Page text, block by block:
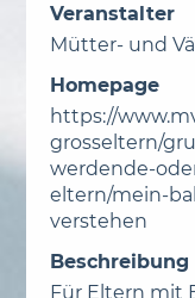
Veranstalter
Mütter- und
Homepage
https://
grosseltern/
werdende-
eltern/mein-
verstehen
Beschreibung
Für Eltern mit